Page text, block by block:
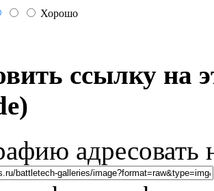
Хорошо
ссылку на